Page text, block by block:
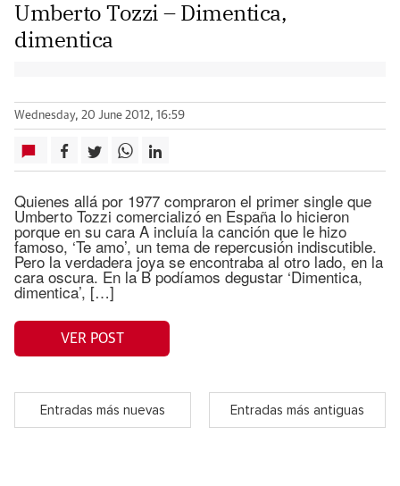
Umberto Tozzi – Dimentica,
dimentica
Wednesday, 20 June 2012, 16:59
Quienes allá por 1977 compraron el primer single que
Umberto Tozzi comercializó en España lo hicieron
porque en su cara A incluía la canción que le hizo
famoso, ‘Te amo’, un tema de repercusión indiscutible.
Pero la verdadera joya se encontraba al otro lado, en la
cara oscura. En la B podíamos degustar ‘Dimentica,
dimentica’, […]
VER POST
Entradas más nuevas Entradas más antiguas